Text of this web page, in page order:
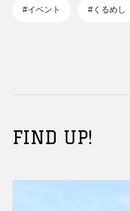
#イベント #くるめし
FIND UP!